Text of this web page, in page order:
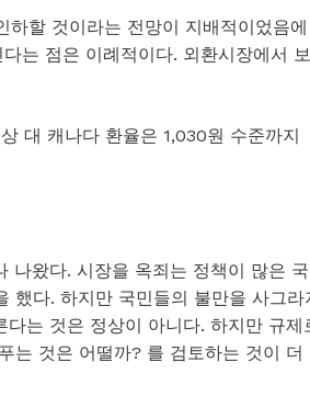
할 것이라는 전망이 지배적이었음에
는 점은 이례적이다. 외환시장에서 보
대 캐나다 환율은 1,030원 수준까지
나왔다. 시장을 옥죄는 정책이 많은 국
했다. 하지만 국민들의 불만을 사그라
는 것은 정상이 아니다. 하지만 규제
는 것은 어떨까? 를 검토하는 것이 더